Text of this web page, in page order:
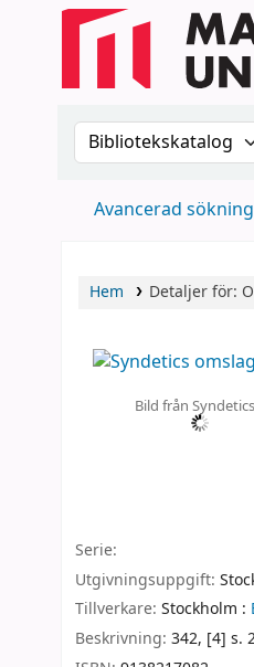
Sök i katalogen
Avancerad sökning
Hem Detaljer för:
Bild från Syndetics
Serie:
Utgivningsuppgift:
Tillverkare: Stockholm :
Beskrivning: 342, [4] s.